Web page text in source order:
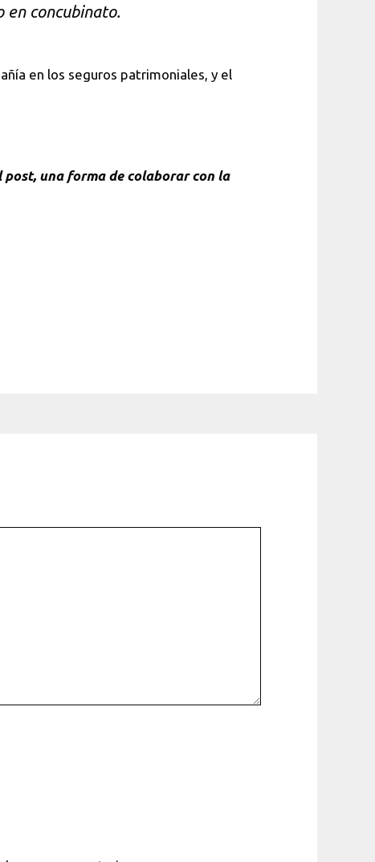
en concubinato.
en los seguros patrimoniales, y el
post, una forma de colaborar con la